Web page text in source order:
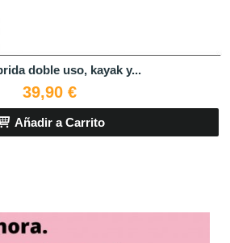
doble uso, kayak y...
39,90 €
Añadir a Carrito